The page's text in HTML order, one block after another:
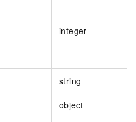
integer
string
object